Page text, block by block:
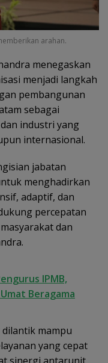
arahan.
menegaskan
menjadi langkah
pembangunan
sebagai
industri yang
internasional.
jabatan
menghadirkan
adaptif, dan
percepatan
dan
IPMB,
Beragama
mampu
yang cepat